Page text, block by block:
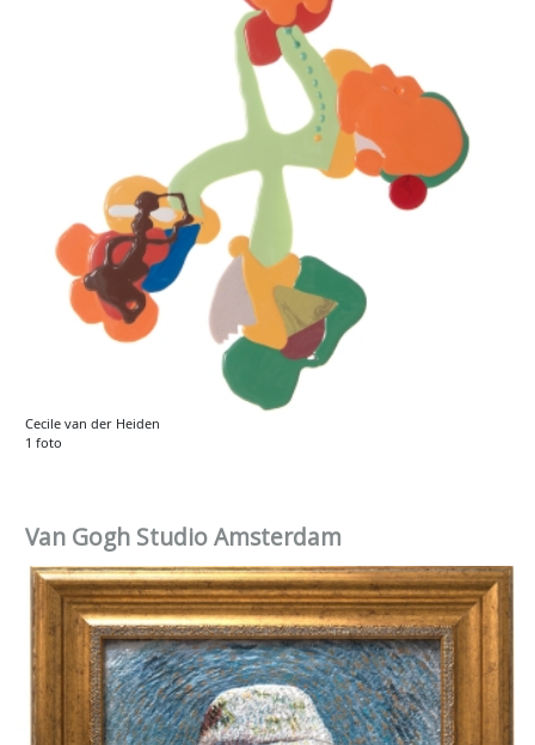
Cecile van der Heiden
1 foto
Van Gogh Studio Amsterdam